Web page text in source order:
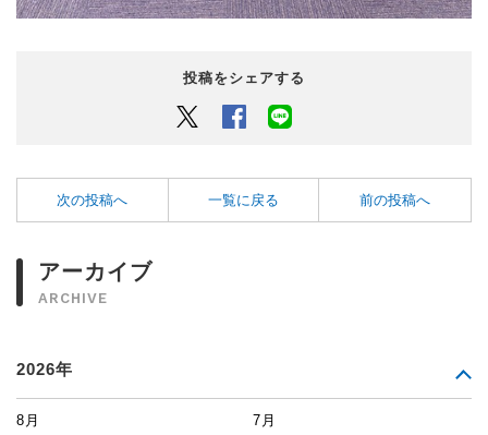
投稿をシェアする
Twitter Facebook
次の投稿へ 一覧に戻る 前の投稿へ
アーカイブ
ARCHIVE
2026年
8月 7月